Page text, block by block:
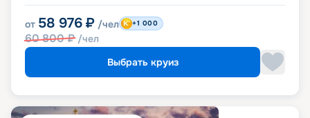
от 58 976 ₽ /чел
60 800₽ /чел
+1 000
Выбрать круиз